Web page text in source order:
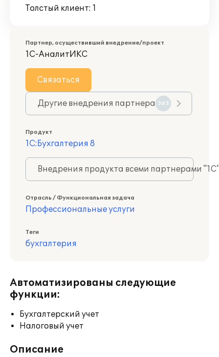
Толстый клиент: 1
Партнер, осуществивший внедрение/проект
1С-АналитИКС
Связаться
Другие внедрения партнера 363
Продукт
1С:Бухгалтерия 8
Внедрения продукта всеми партнерами
Отрасль / Функциональная задача
Профессиональные услуги
Теги
бухгалтерия
Автоматизированы следующие
функции:
Бухгалтерский учет
Налоговый учет
Описание